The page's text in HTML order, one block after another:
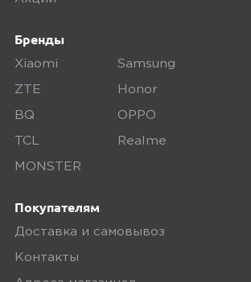
дефекты, проверяем
поэтому товар доставляется
упаковке. Исключение
некоторые виды товаров под
Бренды
Xiaomi Samsung
ZTE Honor
BQ OPPO
TCL Realme
MONSTER
Покупателям
Доставка и самовывоз
Контакты